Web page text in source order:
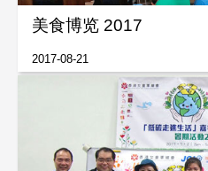
美食博览 2017
2017-08-21